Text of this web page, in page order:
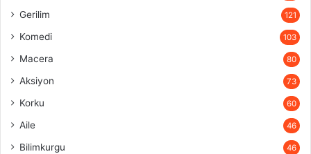
Gerilim 121
Komedi 103
Macera 80
Aksiyon 73
Korku 60
Aile 46
Bilimkurgu 46